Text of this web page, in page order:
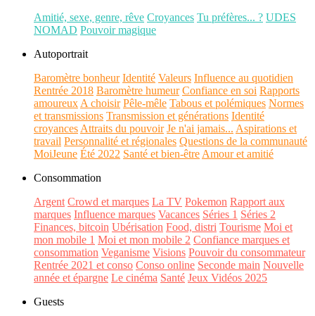
Amitié, sexe, genre, rêve Croyances Tu préfères... ? UDES
NOMAD Pouvoir magique
Autoportrait
Baromètre bonheur Identité Valeurs Influence au quotidien
Rentrée 2018 Baromètre humeur Confiance en soi Rapports
amoureux A choisir Pêle-mêle Tabous et polémiques Normes
et transmissions Transmission et générations Identité
croyances Attraits du pouvoir Je n'ai jamais... Aspirations et
travail Personnalité et régionales Questions de la communauté
MoiJeune Été 2022 Santé et bien-être Amour et amitié
Consommation
Argent Crowd et marques La TV Pokemon Rapport aux
marques Influence marques Vacances Séries 1 Séries 2
Finances, bitcoin Ubérisation Food, distri Tourisme Moi et
mon mobile 1 Moi et mon mobile 2 Confiance marques et
consommation Veganisme Visions Pouvoir du consommateur
Rentrée 2021 et conso Conso online Seconde main Nouvelle
année et épargne Le cinéma Santé Jeux Vidéos 2025
Guests